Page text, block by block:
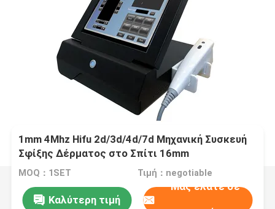
1mm 4Mhz Hifu 2d/3d/4d/7d Μηχανική Συσκευή
Σφίξης Δέρματος στο Σπίτι 16mm
MOQ：1SET Τιμή：negotiable
Καλύτερη τιμή
Μας ελάτε σε